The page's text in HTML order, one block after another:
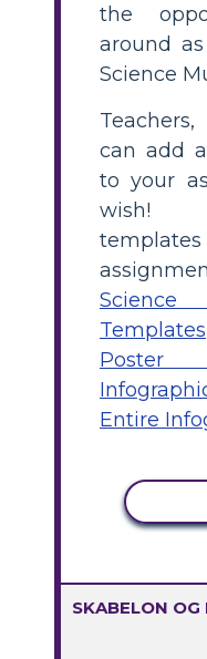
the
around
Science
can add
to your
wish!
Templates
Poster
Entire
SKABELON OG